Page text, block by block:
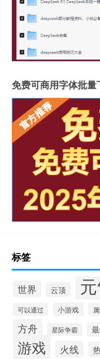
免费可商用字体批量
标签
世界 云顶
可以通过 小游戏
方舟 星际争霸
游戏 火线